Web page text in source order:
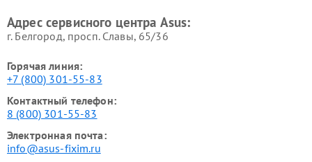
Адрес сервисного центра Asus:
г. Белгород, просп. Славы, 65/36
Горячая линия:
+7 (800) 301-55-83
Контактный телефон:
8 (800) 301-55-83
Электронная почта:
info@asus-fixim.ru